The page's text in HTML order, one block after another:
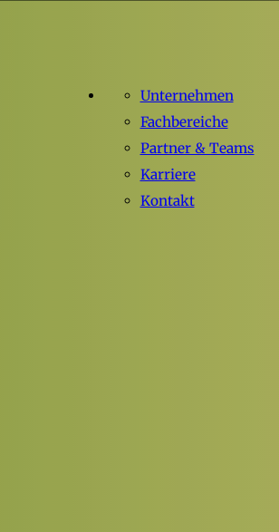
Unternehmen
Fachbereiche
Partner & Teams
Karriere
Kontakt